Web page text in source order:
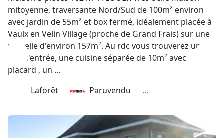
mitoyenne, traversante Nord/Sud de 100m² environ
avec jardin de 55m² et box fermé, idéalement placée à
Vaulx en Velin Village (proche de Grand Frais) sur une
parcelle d'environ 157m². Au rdc vous trouverez un
hall d'entrée, une cuisine séparée de 10m² avec
placard , un ...
Laforêt
Paruvendu ...